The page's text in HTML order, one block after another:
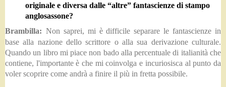
originale e diversa dalle “altre” fantascienze di stampo
anglosassone?
Brambilla: Non saprei, mi è difficile separare le fantascienze in
base alla nazione dello scrittore o alla sua derivazione culturale.
Quando un libro mi piace non bado alla percentuale di italianità che
contiene, l'importante è che mi coinvolga e incuriosisca al punto da
voler scoprire come andrà a finire il più in fretta possibile.